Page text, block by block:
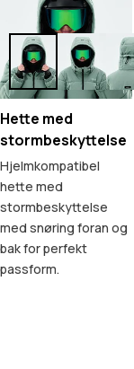
Hette med
stormbeskyttelse
Hjelmkompatibel
hette med
stormbeskyttelse
med snøring foran og
bak for perfekt
passform.